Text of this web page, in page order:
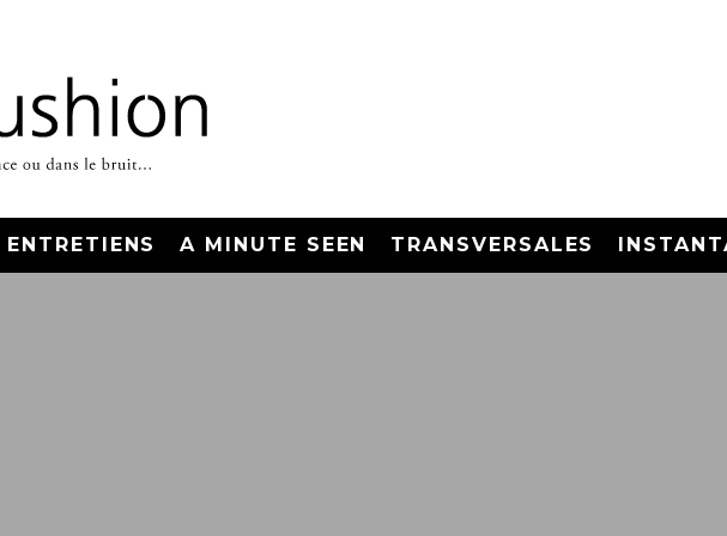
ENTRETIENS A MINUTE SEEN TRANSVERSALES